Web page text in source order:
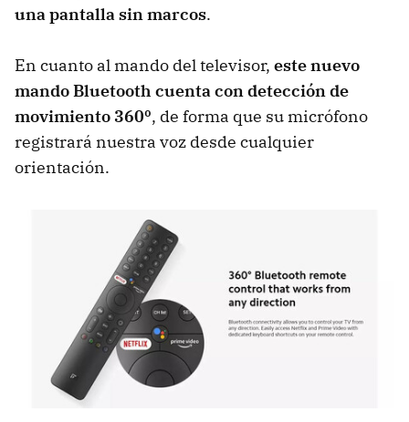
una pantalla sin marcos.
En cuanto al mando del televisor, este nuevo
mando Bluetooth cuenta con detección de
movimiento 360º, de forma que su micrófono
registrará nuestra voz desde cualquier
orientación.